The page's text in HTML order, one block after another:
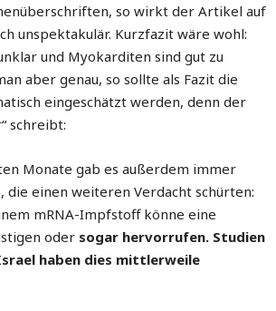
so wirkt der Artikel auf
unspektakulär. Kurzfazit wäre wohl:
und Myokarditen sind gut zu
aber genau, so sollte als Fazit die
eingeschätzt werden, denn der
schreibt:
Monate gab es außerdem immer
die einen weiteren Verdacht schürten:
mRNA-Impfstoff könne eine
oder sogar hervorrufen. Studien
haben dies mittlerweile